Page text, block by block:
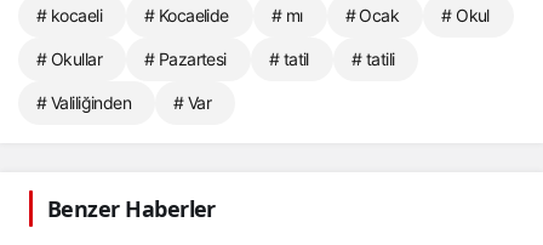
# kocaeli # Kocaelide # mı # Ocak # Okul
# Okullar # Pazartesi # tatil # tatili
# Valiliğinden # Var
Benzer Haberler